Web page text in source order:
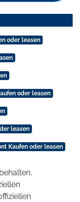
oder leasen
oder leasen
leasen
Kaufen oder leasen